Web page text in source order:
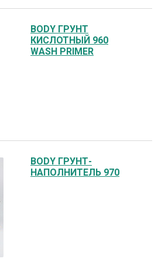
BODY ГРУНТ
КИСЛОТНЫЙ 960
WASH PRIMER
BODY ГРУНТ-
НАПОЛНИТЕЛЬ 970